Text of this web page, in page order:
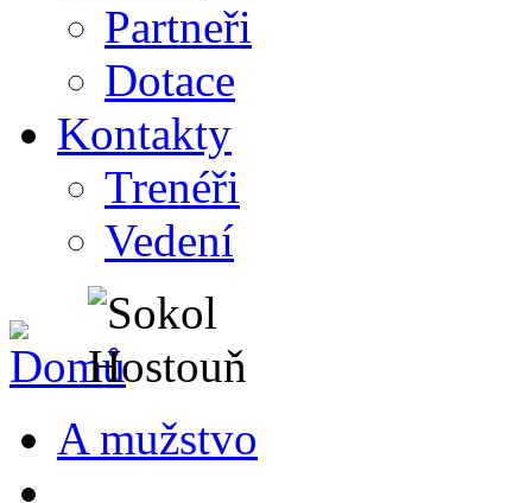
Partneři
Dotace
Kontakty
Trenéři
Vedení
A mužstvo